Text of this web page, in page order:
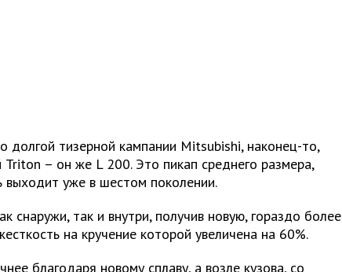
долгой тизерной кампании Mitsubishi, наконец-то,
Triton – он же L 200. Это пикап среднего размера,
выходит уже в шестом поколении.
снаружи, так и внутри, получив новую, гораздо более
на кручение которой увеличена на 60%.
благодаря новому сплаву, а возле кузова, со